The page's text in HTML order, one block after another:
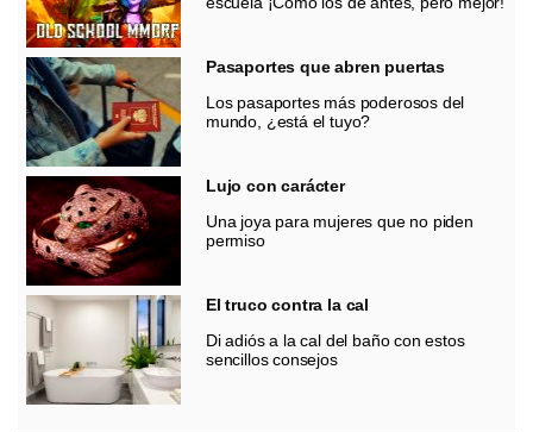
Pasaportes que abren puertas
Los pasaportes más poderosos del
mundo, ¿está el tuyo?
Lujo con carácter
Una joya para mujeres que no piden
permiso
El truco contra la cal
Di adiós a la cal del baño con estos
sencillos consejos